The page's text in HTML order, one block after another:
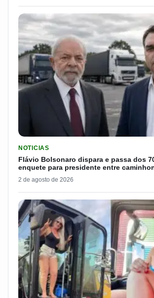
NOTICIAS
Flávio Bolsonaro dispara e passa dos
enquete para presidente entre
2 de agosto de 2026